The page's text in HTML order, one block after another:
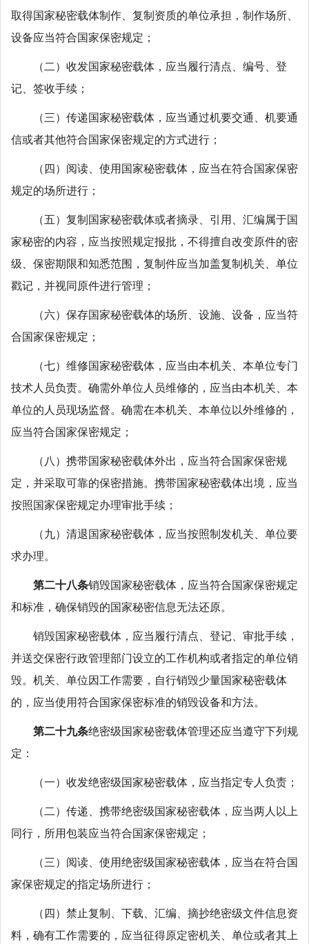
取得国家秘密载体制作、复制资质的单位承担，制作场所、
设备应当符合国家保密规定；
（二）收发国家秘密载体，应当履行清点、编号、登
记、签收手续；
（三）传递国家秘密载体，应当通过机要交通、机要通
信或者其他符合国家保密规定的方式进行；
（四）阅读、使用国家秘密载体，应当在符合国家保密
规定的场所进行；
（五）复制国家秘密载体或者摘录、引用、汇编属于国
家秘密的内容，应当按照规定报批，不得擅自改变原件的密
级、保密期限和知悉范围，复制件应当加盖复制机关、单位
戳记，并视同原件进行管理；
（六）保存国家秘密载体的场所、设施、设备，应当符
合国家保密规定；
（七）维修国家秘密载体，应当由本机关、本单位专门
技术人员负责。确需外单位人员维修的，应当由本机关、本
单位的人员现场监督。确需在本机关、本单位以外维修的，
应当符合国家保密规定；
（八）携带国家秘密载体外出，应当符合国家保密规
定，并采取可靠的保密措施。携带国家秘密载体出境，应当
按照国家保密规定办理审批手续；
（九）清退国家秘密载体，应当按照制发机关、单位要
求办理。
第二十八条销毁国家秘密载体，应当符合国家保密规定
和标准，确保销毁的国家秘密信息无法还原。
销毁国家秘密载体，应当履行清点、登记、审批手续，
并送交保密行政管理部门设立的工作机构或者指定的单位销
毁。机关、单位因工作需要，自行销毁少量国家秘密载体
的，应当使用符合国家保密标准的销毁设备和方法。
第二十九条绝密级国家秘密载体管理还应当遵守下列规
定：
（一）收发绝密级国家秘密载体，应当指定专人负责；
（二）传递、携带绝密级国家秘密载体，应当两人以上
同行，所用包装应当符合国家保密规定；
（三）阅读、使用绝密级国家秘密载体，应当在符合国
家保密规定的指定场所进行；
（四）禁止复制、下载、汇编、摘抄绝密级文件信息资
料，确有工作需要的，应当征得原定密机关、单位或者其上